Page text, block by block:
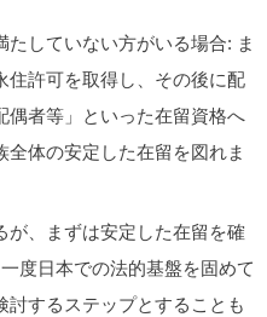
たしていない方がいる場合: ま
住許可を取得し、その後に配
偶者等」といった在留資格へ
体の安定した在留を図れま
が、まずは安定した在留を確
度日本での法的基盤を固めて
するステップとすることも